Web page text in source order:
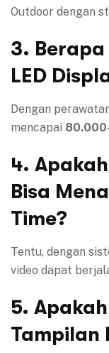
Outdoor dengan
3.
LED
Dengan
mencapai
4.
Bisa
Time?
Tentu, dengan
video dapat
5.
Tampilan